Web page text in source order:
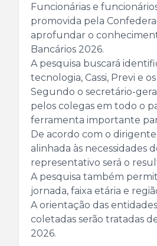
Funcionárias e
promovida pela
aprofundar o
Bancários 2026.
A pesquisa buscará
tecnologia, Cassi, Previ e
Segundo o secretário-
pelos colegas em todo o
ferramenta importante
De acordo com o
alinhada às necessidades
representativo será o
A pesquisa também
jornada, faixa etária e
A orientação das
coletadas serão tratadas
2026.